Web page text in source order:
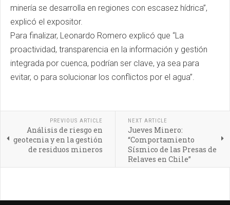
minería se desarrolla en regiones con escasez hídrica”,
explicó el expositor.
Para finalizar, Leonardo Romero explicó que “La
proactividad, transparencia en la información y gestión
integrada por cuenca, podrían ser clave, ya sea para
evitar, o para solucionar los conflictos por el agua”.
PREVIOUS ARTICLE
Análisis de riesgo en
geotecnia y en la gestión
de residuos mineros
NEXT ARTICLE
Jueves Minero:
“Comportamiento
Sísmico de las Presas de
Relaves en Chile”